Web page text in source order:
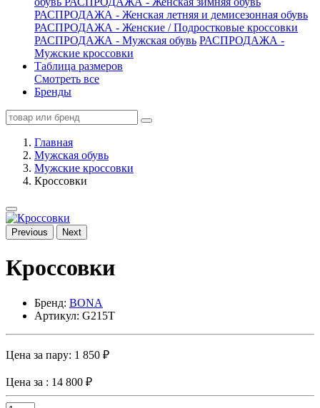
РАСПРОДАЖА - Женская летняя и демисезонная обувь
РАСПРОДАЖА - Женские / Подростковые кроссовки
РАСПРОДАЖА - Мужская обувь РАСПРОДАЖА -
Мужские кроссовки
Таблица размеров
Смотреть все
Бренды
Главная
Мужская обувь
Мужские кроссовки
Кроссовки
Previous Next
Кроссовки
Бренд: BONA
Артикул: G215T
Цена за пару: 1 850 ₽
Цена за : 14 800 ₽